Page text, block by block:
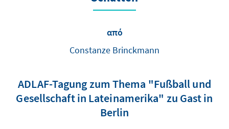
από
Constanze Brinckmann
ADLAF-Tagung zum Thema "Fußball und
Gesellschaft in Lateinamerika" zu Gast in
Berlin